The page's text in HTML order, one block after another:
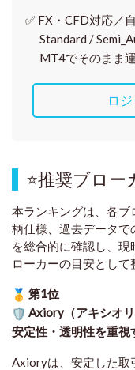
✅ FX・CFD対応／
Standard /
MT4でそのまま運
ロ
⭐推奨ブロー
本ランキングは、各
柄仕様、過去データ
を総合的に確認し、
ローカーの目安として
第1位
Axiory（アキシオリ
安定性・透明性を重視
Axioryは、安定した取